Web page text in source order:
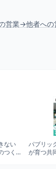
営業→他者へ
ない
つく
パブリッ
が育つ共